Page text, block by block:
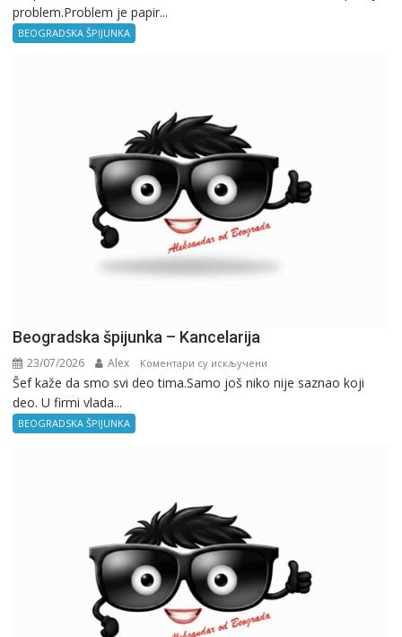
problem.Problem je papir...
BEOGRADSKA ŠPIJUNKA
Beogradska špijunka – Kancelarija
23/07/2026 Alex Коментари су искључени
Beogradska
Šef kaže da smo svi deo tima.Samo još niko nije saznao koji
deo. U firmi vlada...
BEOGRADSKA ŠPIJUNKA